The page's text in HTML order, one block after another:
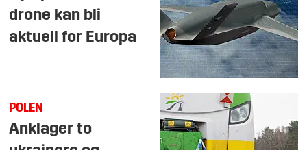
drone kan bli
aktuell for Europa
POLEN
Anklager to